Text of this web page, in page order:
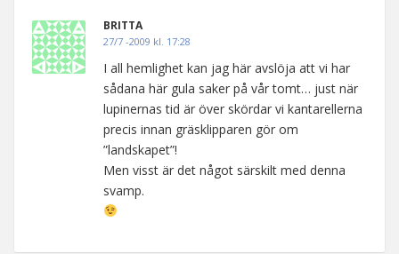
BRITTA
27/7 -2009 kl. 17:28
I all hemlighet kan jag här avslöja att vi har
sådana här gula saker på vår tomt… just när
lupinernas tid är över skördar vi kantarellerna
precis innan gräsklipparen gör om
”landskapet”!
Men visst är det något särskilt med denna
svamp.